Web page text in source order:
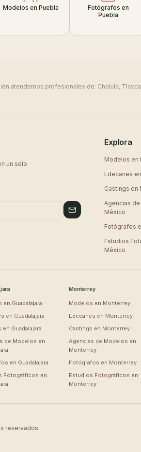
Modelos en Puebla
Fotógrafos en
Puebla
atendemos profesionales de: Cholula,
un solo
Explora
Modelos en
Edecanes en
Castings en
Agencias
México
Fotógrafos
Estudios
México
en Guadalajara
en Guadalajara
en Guadalajara
de Modelos en
en Guadalajara
Fotográficos en
Monterrey
Modelos en Monterrey
Edecanes en Monterrey
Castings en Monterrey
Agencias de Modelos en
Monterrey
Fotógrafos en Monterrey
Estudios Fotográficos en
Monterrey
reservados.